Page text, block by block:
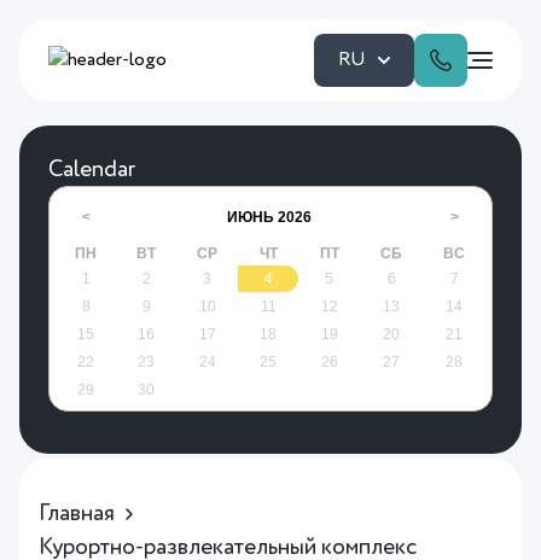
RU
Calendar
< ИЮНЬ 2026 >
ПН ВТ СР ЧТ ПТ СБ
ВС
1
2 3 4 5 6
7
8
9 10 11 12 13
14
15
16 17 18 19 20
21
22
23 24 25 26 27
28
29
30
Главная
Курортно-развлекательный комплекс